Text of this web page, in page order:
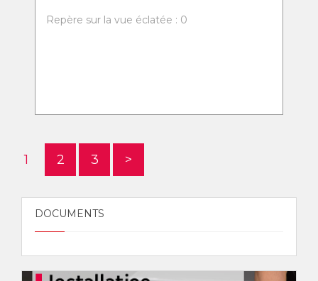
Repère sur la vue éclatée : 0
1 2 3 >
DOCUMENTS